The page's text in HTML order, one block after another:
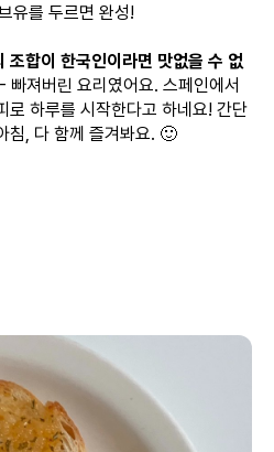
유를 두르면 완성!
조합이 한국인이라면 맛없을 수 없
빠져버린 요리였어요. 스페인에서
로 하루를 시작한다고 하네요! 간단
침, 다 함께 즐겨봐요. 🙂